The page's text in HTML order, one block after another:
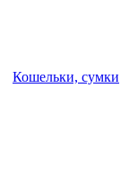
Кошельки, сумки